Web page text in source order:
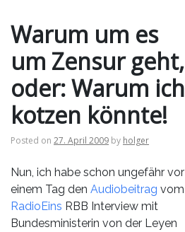
Warum um es
um Zensur geht,
oder: Warum ich
kotzen könnte!
Posted on 27. April 2009 by holger
Nun, ich habe schon ungefähr vor
einem Tag den Audiobeitrag vom
RadioEins RBB Interview mit
Bundesministerin von der Leyen